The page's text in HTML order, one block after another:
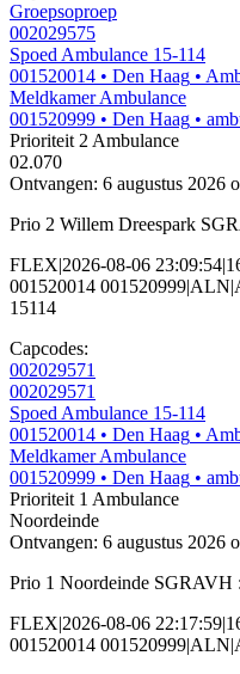
Groepsoproep
002029575
Spoed Ambulance 15-114
001520014 • Den Haag •
Meldkamer Ambulance
001520999 • Den Haag •
Prioriteit 2 Ambulance
02.070
Ontvangen: 6 augustus 2026
Prio 2 Willem Dreespark
FLEX|2026-08-06
001520014
15114
Capcodes:
002029571
002029571
Spoed Ambulance 15-114
001520014 • Den Haag •
Meldkamer Ambulance
001520999 • Den Haag •
Prioriteit 1 Ambulance
Noordeinde
Ontvangen: 6 augustus 2026
Prio 1 Noordeinde SGRAVH
FLEX|2026-08-06
001520014